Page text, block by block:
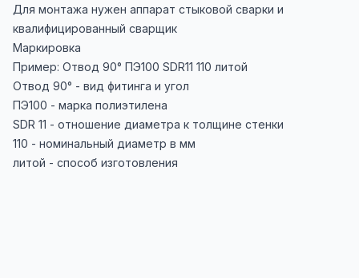
Для монтажа нужен аппарат стыковой сварки и
квалифицированный сварщик
Маркировка
Пример: Отвод 90° ПЭ100 SDR11 110 литой
Отвод 90° - вид фитинга и угол
ПЭ100 - марка полиэтилена
SDR 11 - отношение диаметра к толщине стенки
110 - номинальный диаметр в мм
литой - способ изготовления